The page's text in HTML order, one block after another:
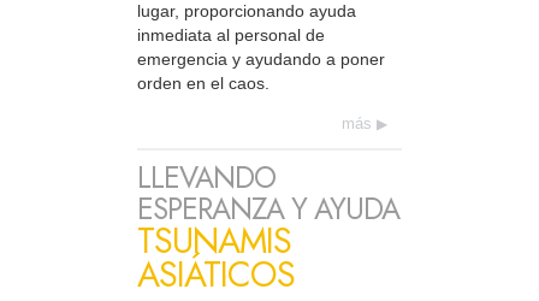
lugar, proporcionando ayuda
inmediata al personal de
emergencia y ayudando a poner
orden en el caos.
más
LLEVANDO
ESPERANZA Y AYUDA
TSUNAMIS
ASIÁTICOS